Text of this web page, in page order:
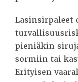
Lasinsirpaleet
pieniäkin
sormiin tai
Erityisen